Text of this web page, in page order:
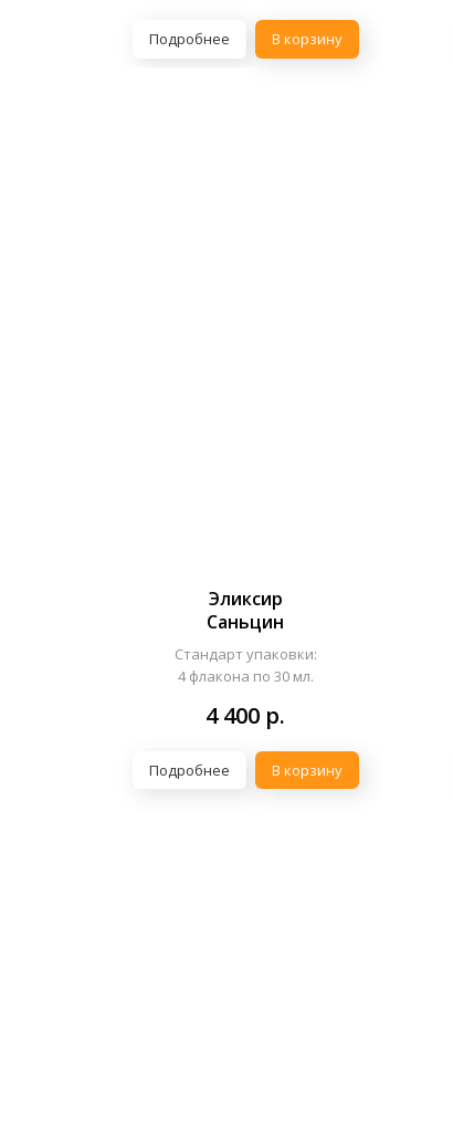
Подробнее В корзину
Эликсир
Саньцин
Стандарт упаковки:
4 флакона по 30 мл.
4 400 р.
Подробнее В корзину